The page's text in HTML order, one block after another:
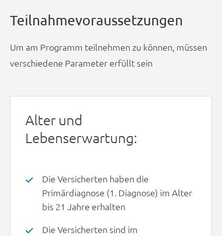
Teilnahmevoraussetzungen
Um am Programm teilnehmen zu können, müssen
verschiedene Parameter erfüllt sein
Alter und
Lebenserwartung:
Die Versicherten haben die
Primärdiagnose (1. Diagnose) im Alter
bis 21 Jahre erhalten
Die Versicherten sind im